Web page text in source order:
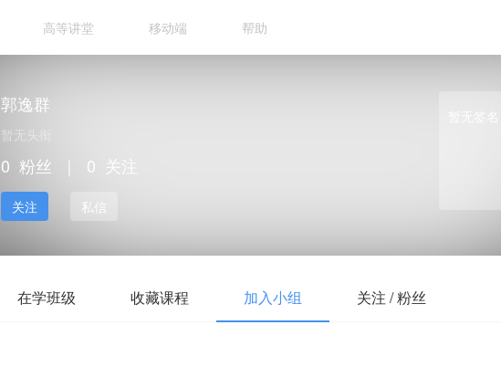
高等讲堂 移动端 帮助
郭逸群
暂无头衔
0 粉丝 0 关注
关注 私信
在学班级 收藏课程 加入小组 关注 / 粉丝